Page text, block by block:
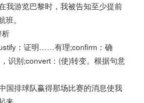
游览巴黎时，我被告知至少提前
。
：证明……有理;confirm：确
识别;convert：(使)转变。根据句意
排球队赢得那场比赛的消息使我